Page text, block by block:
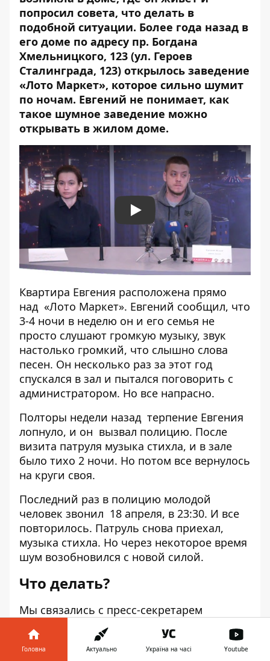
попросил совета, что делать в
подобной ситуации. Более года назад в
его доме по адресу пр. Богдана
Хмельницкого, 123 (ул. Героев
Сталинграда, 123) открылось заведение
«Лото Маркет», которое сильно шумит
по ночам. Евгений не понимает, как
такое шумное заведение можно
открывать в жилом доме.
Play
Квартира Евгения расположена прямо
над «Лото Маркет». Евгений сообщил, что
3-4 ночи в неделю он и его семья не
просто слушают громкую музыку, звук
настолько громкий, что слышно слова
песен. Он несколько раз за этот год
спускался в зал и пытался поговорить с
администратором. Но все напрасно.
Полторы недели назад терпение Евгения
лопнуло, и он вызвал полицию. После
визита патруля музыка стихла, и в зале
было тихо 2 ночи. Но потом все вернулось
на круги своя.
Последний раз в полицию молодой
человек звонил 18 апреля, в 23:30. И все
повторилось. Патруль снова приехал,
музыка стихла. Но через некоторое время
шум возобновился с новой силой.
Что делать?
Мы связались с пресс-секретарем
патрульной полиции Днепра Юлией
Курочкиной и спросили у нее, как должен
был в такой ситуации действовать
Головна Актуально Україна на часі Youtube